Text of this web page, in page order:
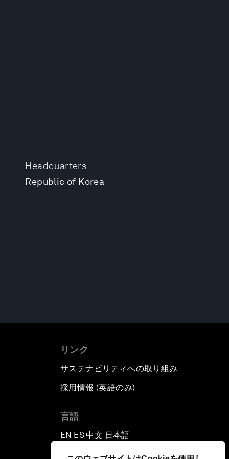
Headquarters
Republic of Korea
リンク
サステナビリティへの取り組み
採用情報 (英語のみ)
言語
EN ▪ES▪中文▪ 日本語